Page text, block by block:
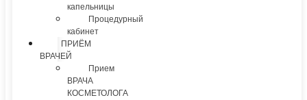
капельницы
Процедурный
кабинет
ПРИЁМ
ВРАЧЕЙ
Прием
ВРАЧА
КОСМЕТОЛОГА